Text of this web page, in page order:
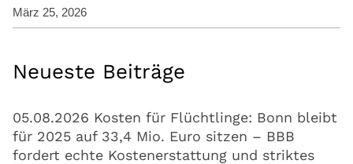
März 25, 2026
Neueste Beiträge
05.08.2026 Kosten für Flüchtlinge: Bonn bleibt
für 2025 auf 33,4 Mio. Euro sitzen – BBB
fordert echte Kostenerstattung und striktes